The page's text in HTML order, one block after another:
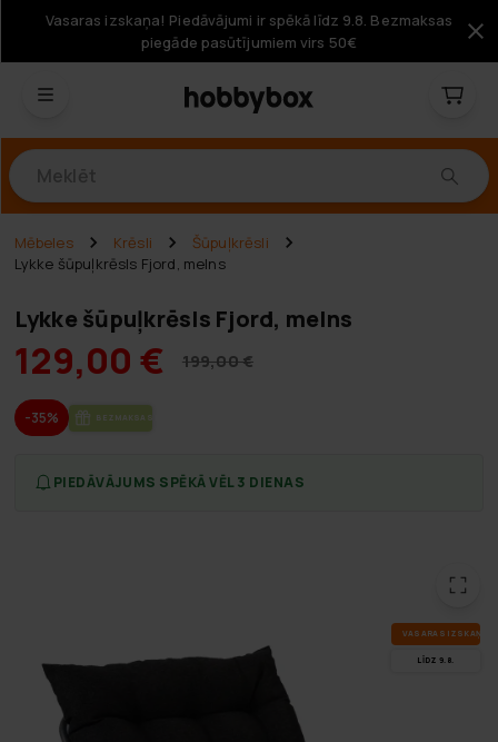
Vasaras izskaņa! Piedāvājumi ir spēkā līdz 9.8. Bezmaksas
piegāde pasūtījumiem virs 50€
Mēbeles Krēsli
Šūpuļkrēsli
Lykke šūpuļkrēsls Fjord, melns
Lykke šūpuļkrēsls Fjord, melns
129,00 € 199,00 €
-35% BEZ­MAK­SAS PIE­GĀ­DE
PIEDĀVĀJUMS SPĒKĀ VĒL 3 DIENAS
VA­SA­RAS IZ­SKA­ŅA
LĪDZ 9.8.